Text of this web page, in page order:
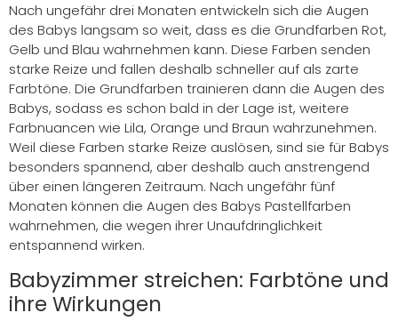
Nach ungefähr drei Monaten entwickeln sich die Augen
des Babys langsam so weit, dass es die Grundfarben Rot,
Gelb und Blau wahrnehmen kann. Diese Farben senden
starke Reize und fallen deshalb schneller auf als zarte
Farbtöne. Die Grundfarben trainieren dann die Augen des
Babys, sodass es schon bald in der Lage ist, weitere
Farbnuancen wie Lila, Orange und Braun wahrzunehmen.
Weil diese Farben starke Reize auslösen, sind sie für Babys
besonders spannend, aber deshalb auch anstrengend
über einen längeren Zeitraum. Nach ungefähr fünf
Monaten können die Augen des Babys Pastellfarben
wahrnehmen, die wegen ihrer Unaufdringlichkeit
entspannend wirken.
Babyzimmer streichen: Farbtöne und
ihre Wirkungen